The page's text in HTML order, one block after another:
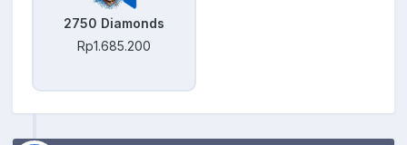
2750 Diamonds
Rp1.685.200